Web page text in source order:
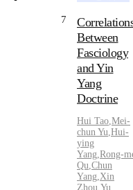
7
Between
Fasciology
and Yin
Yang
Doctrine
Hui Tao,Mei-
chun Yu,Hui-
ying
Yang,Rong-
Qu,Chun
Yang,Xin
Zhou,Yu